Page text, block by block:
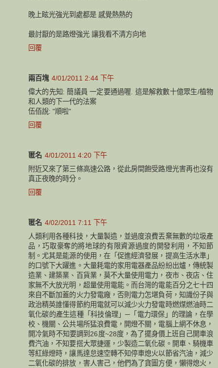
晚上眩光強光到處都是 感覺熱熱的
最討厭的是路燈強光 讓我看不清方向地
回覆
兩百塊 4/01/2011 2:44 下午
偉大的先知: 簡議員 一定要通過喔. 這是解救數十億眾生/植物
和人類的下一代的法案
伍佰說: "順啦"
回覆
匿名 4/01/2011 4:20 下午
附近又來了第三條高速公路，從此房間飽受路燈光害再也沒有
真正夜晚的時分。
回覆
匿名 4/02/2011 7:11 下午
人類利用各種科技，大量製造，並過度浪費丟棄無數的垃圾產
品，巧取豪奪的將地球的有限資源過度的開發利用，不知節
制。尤其是能源的使用，在「促進經濟發展，提高生活水準」
的口號下大躍進。大量耗電的家用電器產品紛紛出爐，傳統製
造業、建築業、百貨業，莫不大量使用電力，夜市、夜店、住
家無不大放光明，超量使用電能。而台灣的電能百分之七十四
來自不斷加蓋的火力發電廠，否則電力怎堪負荷，知識份子與
政治精英誰懂得節約用電就可以減少火力發電時燃煤燃油時二
氧化碳的產生這種「科技倫理」─「電力環保」的理論，在學
校、機關、公共場所猛浪費電，開燈不關，電腦上網不休息，
開冷氣時不知要調到26度~28度，為了擺身價上班自己開車浪
費汽油，不知要搭大眾捷運，少製造二氧化碳。開車、騎機車
等紅綠燈時，讓馬達怠速空轉不知停車熄火以節省汽油，減少
二氧化碳的排放，害人害己，他們為了貪圖方便，懶得熄火，